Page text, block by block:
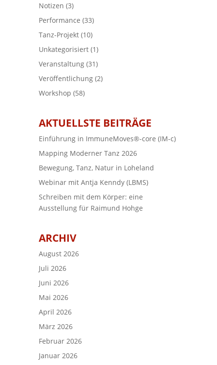
Notizen (3)
Performance (33)
Tanz-Projekt (10)
Unkategorisiert (1)
Veranstaltung (31)
Veröffentlichung (2)
Workshop (58)
AKTUELLSTE BEITRÄGE
Einführung in ImmuneMoves®-core (IM-c)
Mapping Moderner Tanz 2026
Bewegung, Tanz, Natur in Loheland
Webinar mit Antja Kenndy (LBMS)
Schreiben mit dem Körper: eine
Ausstellung für Raimund Hohge
ARCHIV
August 2026
Juli 2026
Juni 2026
Mai 2026
April 2026
März 2026
Februar 2026
Januar 2026